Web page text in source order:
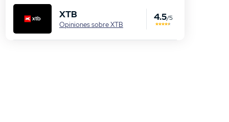
XTB
Opiniones sobre XTB
4.5/5